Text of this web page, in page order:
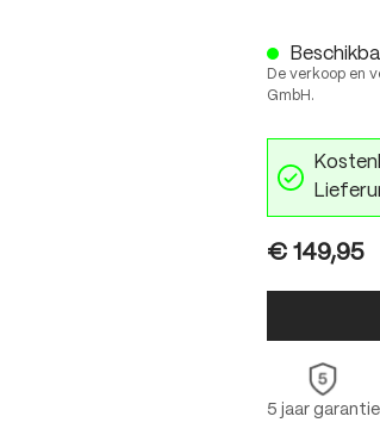
De verkoop en
GmbH.
€ 149,95
5 jaar garantie